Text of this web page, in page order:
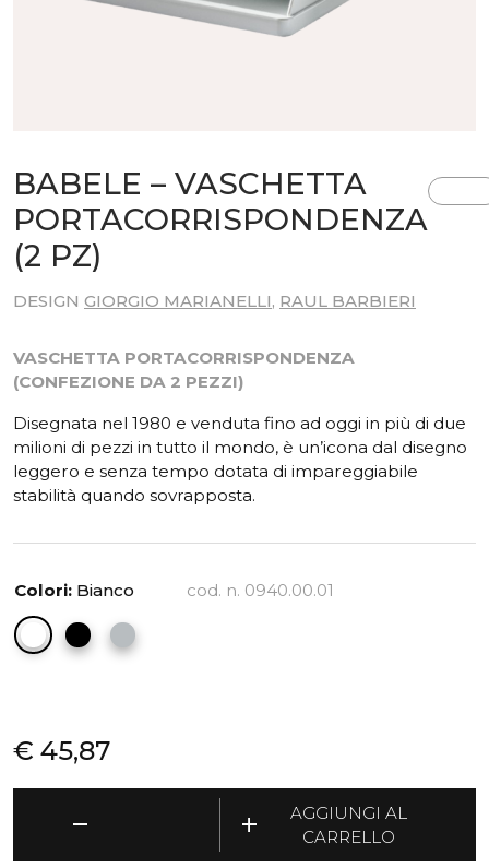
BABELE – VASCHETTA
PORTACORRISPONDENZA
(2 PZ)
DESIGN GIORGIO MARIANELLI, RAUL BARBIERI
VASCHETTA PORTACORRISPONDENZA
(CONFEZIONE DA 2 PEZZI)
Disegnata nel 1980 e venduta fino ad oggi in più di due
milioni di pezzi in tutto il mondo, è un’icona dal disegno
leggero e senza tempo dotata di impareggiabile
stabilità quando sovrapposta.
Colori: Bianco cod. n. 0940.00.01
€ 45,87
remove
Vaschetta
add
AGGIUNGI AL
CARRELLO